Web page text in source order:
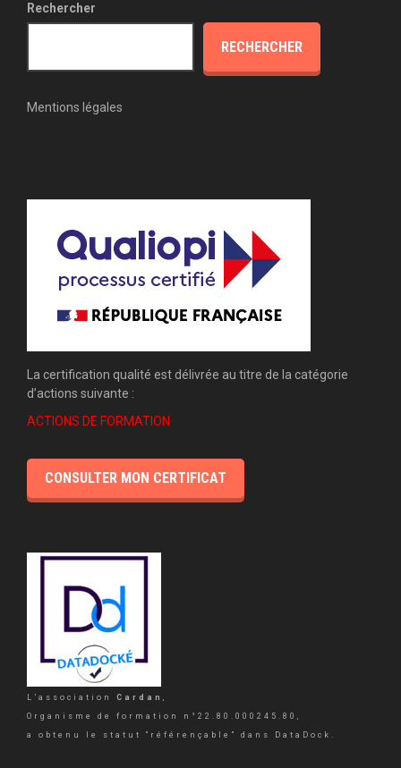
Rechercher
RECHERCHER
Mentions légales
La certification qualité est délivrée au titre de la catégorie
d’actions suivante :
ACTIONS DE FORMATION
CONSULTER MON CERTIFICAT
L’association Cardan ,
Organisme de formation n°22.80.000245.80,
a obtenu le statut “référençable” dans DataDock.